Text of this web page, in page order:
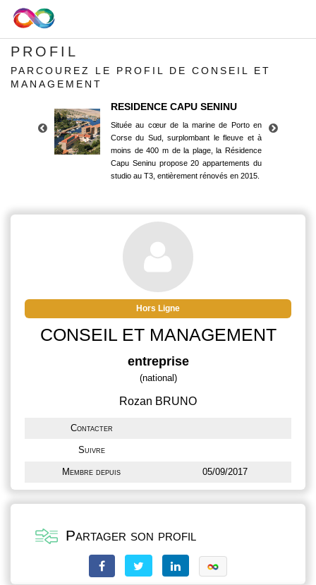
PROFIL
PARCOUREZ LE PROFIL DE CONSEIL ET
MANAGEMENT
RESIDENCE CAPU SENINU
Située au cœur de la marine de Porto en
Corse du Sud, surplombant le fleuve et à
moins de 400 m de la plage, la Résidence
Capu Seninu propose 20 appartements du
studio au T3, entièrement rénovés en 2015.
Corse du Sud, surplombant le fleuve et à
moins de 400 m de la plage, la Résidence
Capu Seninu propose 20 appartements du
studio au T3, entièrement rénovés en 2015.
Hors Ligne
CONSEIL ET MANAGEMENT
entreprise
(national)
Rozan BRUNO
Contacter
Suivre
Membre depuis 05/09/2017
Partager son profil